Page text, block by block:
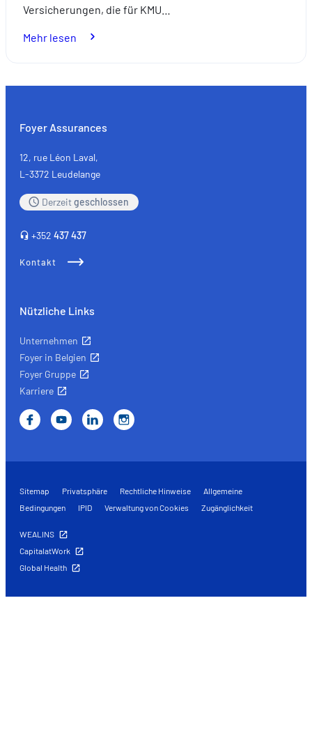
Versicherungen, die für KMU…
Mehr lesen
mittlere
Selbstständige:
die
Versicherungen
Foyer Assurances
12, rue Léon Laval,
L-3372 Leudelange
Derzeitgeschlossen
+352 437 437
Kontakt
Nützliche Links
Unternehmen
Foyer in Belgien
Foyer Gruppe
Karriere
Sitemap Privatsphäre Rechtliche Hinweise
Allgemeine
Bedingungen
IPID Verwaltung von Cookies Zugänglichkeit
WEALINS
CapitalatWork
Global Health